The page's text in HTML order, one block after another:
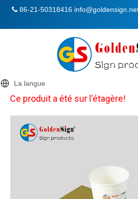
 86-21-50318416
La langue
Ce produit a été sur l'étagère!